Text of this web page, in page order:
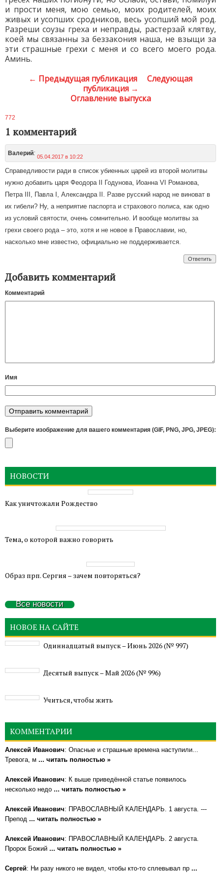
и прости меня, мою семью, моих родителей, моих
живых и усопших сродников, весь усопший мой род.
Разреши соузы греха и неправды, растерзай клятву,
коей мы связанны за беззакония наша, не взыщи за
эти страшные грехи с меня и со всего моего рода.
Аминь.
← Предыдущая публикация
Следующая
публикация →
Оглавление выпуска
772
1 комментарий
Валерий: 05.04.2017 в 10:22
Справедливости ради в список убиенных царей из второй молитвы
нужно добавить царя Феодора II Годунова, Иоанна VI Романова,
Петра III, Павла I, Александра II. Разве русский народ не виноват в
их гибели? Ну, а неприятие паспорта и страхового полиса, как одно
из условий святости, очень сомнительно. И вообще молитвы за
грехи своего рода – это, хотя и не новое в Православии, но,
насколько мне известно, официально не поддерживается.
Ответить
Добавить комментарий
Комментарий
Имя
Выберите изображение для вашего комментария (GIF, PNG, JPG, JPEG):
НОВОСТИ
Как уничтожали Рождество
Тема, о которой важно говорить
Образ прп. Сергия – зачем повторяться?
Все новости
НОВОЕ НА САЙТЕ
Одиннадцатый выпуск – Июнь 2026 (№ 997)
Деcятый выпуск – Май 2026 (№ 996)
Учиться, чтобы жить
КОММЕНТАРИИ
Алексей Иванович: Опасные и страшные времена наступили...
Тревога, м ... читать полностью »
Алексей Иванович: К выше приведённой статье появилось
несколько недо ... читать полностью »
Алексей Иванович: ПРАВОСЛАВНЫЙ КАЛЕНДАРЬ. 1 августа. ---
Препод ... читать полностью »
Алексей Иванович: ПРАВОСЛАВНЫЙ КАЛЕНДАРЬ. 2 августа.
Пророк Божий ... читать полностью »
Сергей: Ни разу никого не видел, чтобы кто-то сплевывал пр ...